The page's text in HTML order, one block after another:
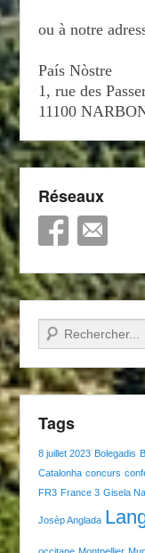
ou à notre
País Nòstre
1, rue des
11100
Réseaux
Recherche
Tags
8 juillet 2023 Bolegadis
Catalonha concurs
FR3 France 3 Gisela
Josèp Anglada
occitane Montpellier